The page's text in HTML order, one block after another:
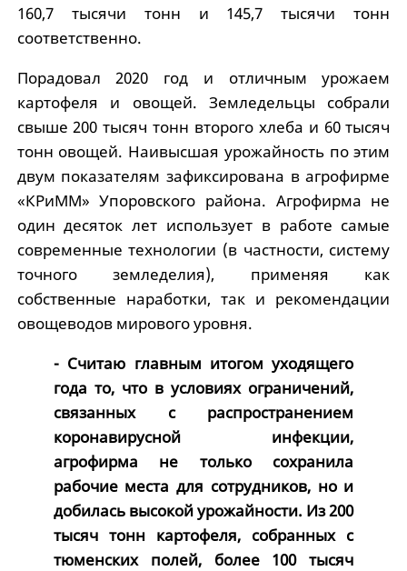
160,7 тысячи тонн и 145,7 тысячи тонн
соответственно.
Порадовал 2020 год и отличным урожаем
картофеля и овощей. Земледельцы собрали
свыше 200 тысяч тонн второго хлеба и 60 тысяч
тонн овощей. Наивысшая урожайность по этим
двум показателям зафиксирована в агрофирме
«КРиММ» Упоровского района. Агрофирма не
один десяток лет использует в работе самые
современные технологии (в частности, систему
точного земледелия), применяя как
собственные наработки, так и рекомендации
овощеводов мирового уровня.
- Считаю главным итогом уходящего
года то, что в условиях ограничений,
связанных с распространением
коронавирусной инфекции,
агрофирма не только сохранила
рабочие места для сотрудников, но и
добилась высокой урожайности. Из 200
тысяч тонн картофеля, собранных с
тюменских полей, более 100 тысяч